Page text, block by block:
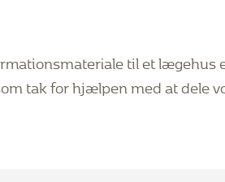
til et lægehus
tak for hjælpen med at dele